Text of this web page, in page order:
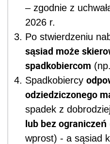
– zgodnie z
2026 r.
Po stwierdzeniu
sąsiad może
spadkobiercom
Spadkobiercy
odziedziczonego
spadek z
lub bez ograniczeń
wprost) - a sąsiad